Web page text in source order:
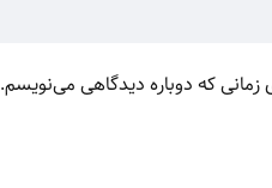
زمانی که دوباره دیدگاهی می‌نویسم.